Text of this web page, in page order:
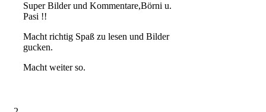
Super Bilder und Kommentare,Börni u.
Pasi !!
Macht richtig Spaß zu lesen und Bilder
gucken.
Macht weiter so.